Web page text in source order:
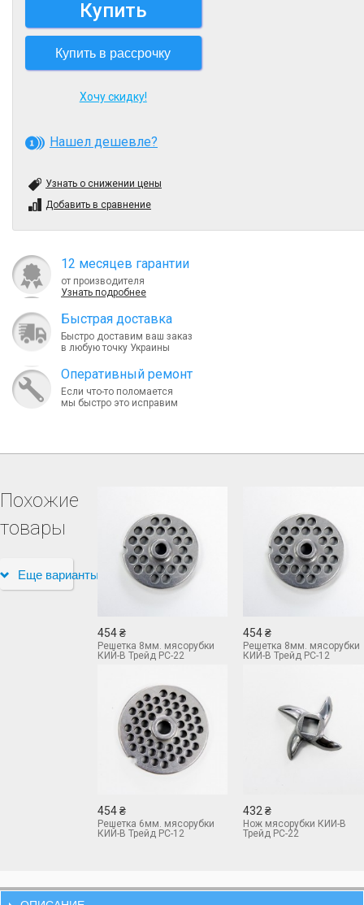
Купить
Купить в рассрочку
Хочу скидку!
Нашел дешевле?
Узнать о снижении цены
Добавить в сравнение
12 месяцев гарантии
от производителя
Узнать подробнее
Быcтрая доставка
Быстро доставим ваш заказ
в любую точку Украины
Оперативный ремонт
Если что-то поломается
мы быстро это исправим
Похожие
товары
Еще варианты
454 ₴
Решетка 8мм. мясорубки
КИЙ-В Трейд РС-22
454 ₴
Решетка 8мм. мясорубки
КИЙ-В Трейд РС-12
454 ₴
Решетка 6мм. мясорубки
КИЙ-В Трейд РС-12
432 ₴
Нож мясорубки КИЙ-В
Трейд РС-22